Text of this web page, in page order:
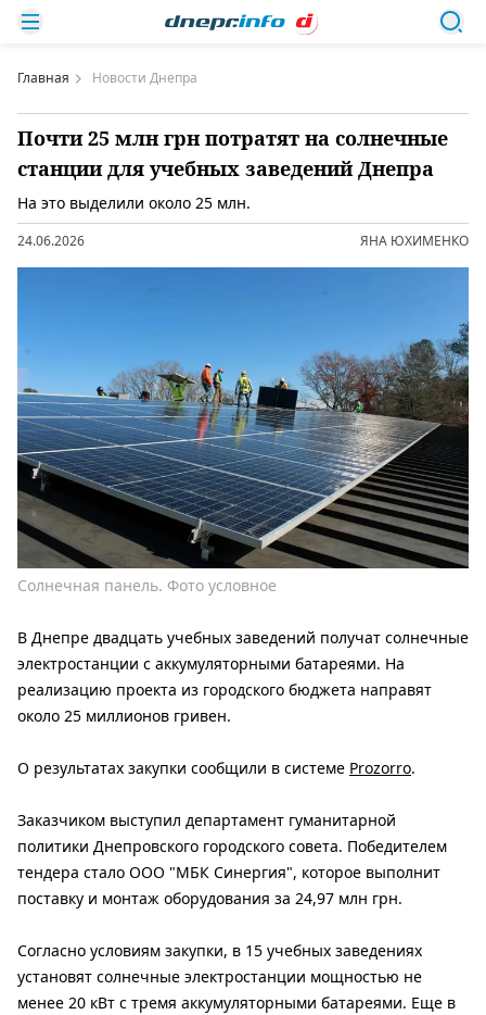
Главная Новости Днепра
Почти 25 млн грн потратят на солнечные
станции для учебных заведений Днепра
На это выделили около 25 млн.
24.06.2026 ЯНА ЮХИМЕНКО
Солнечная панель. Фото условное
В Днепре двадцать учебных заведений получат солнечные
электростанции с аккумуляторными батареями. На
реализацию проекта из городского бюджета направят
около 25 миллионов гривен.
О результатах закупки сообщили в системе Prozorro.
Заказчиком выступил департамент гуманитарной
политики Днепровского городского совета. Победителем
тендера стало ООО "МБК Синергия", которое выполнит
поставку и монтаж оборудования за 24,97 млн ​​грн.
Согласно условиям закупки, в 15 учебных заведениях
установят солнечные электростанции мощностью не
менее 20 кВт с тремя аккумуляторными батареями. Еще в